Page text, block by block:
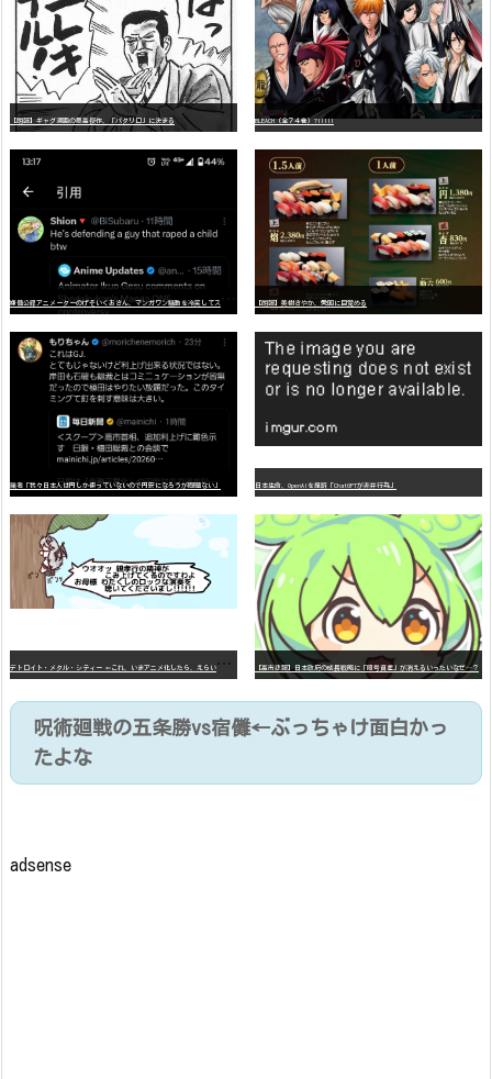
【朗報】ギャグ漫画の最高傑作、「パタリロ」に決まる BLEACH（全７４巻）?!!!!!
【朗報】美樹さやか、愛国に目覚める
識者「我々日本人は円しか使っていないので円安になろうが問題ない」 日本生命、OpenAIを提訴「ChatGPTが非弁行為」
デ
トロイト・メタル・シティー ⇐これ、いまアニメ化したら、えらいことになってたよな？ 【高市悲報】日本政府の成長戦略に「暗号資産」が消えるいったいなぜ…？
呪術廻戦の五条勝vs宿儺←ぶっちゃけ面白かっ
たよな
adsense